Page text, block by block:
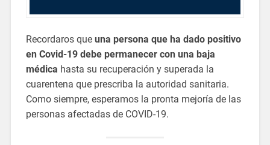
Recordaros que una persona que ha dado positivo
en Covid-19 debe permanecer con una baja
médica hasta su recuperación y superada la
cuarentena que prescriba la autoridad sanitaria.
Como siempre, esperamos la pronta mejoría de las
personas afectadas de COVID-19.